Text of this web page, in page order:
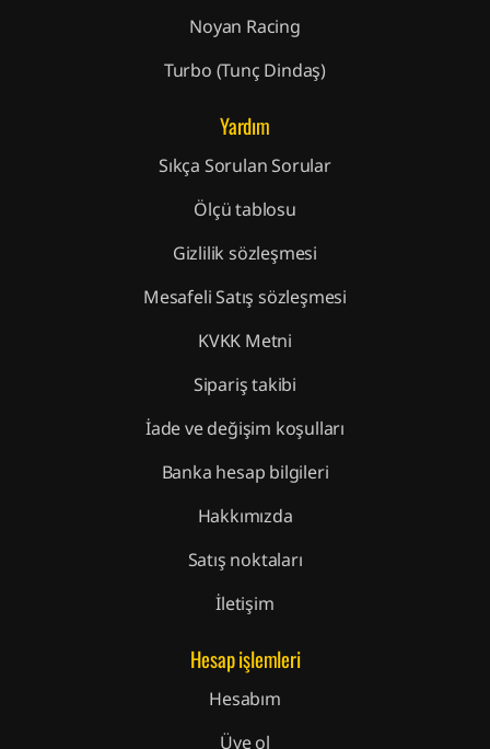
Noyan Racing
Turbo (Tunç Dindaş)
Yardım
Sıkça Sorulan Sorular
Ölçü tablosu
Gizlilik sözleşmesi
Mesafeli Satış sözleşmesi
KVKK Metni
Sipariş takibi
İade ve değişim koşulları
Banka hesap bilgileri
Hakkımızda
Satış noktaları
İletişim
Hesap işlemleri
Hesabım
Üye ol